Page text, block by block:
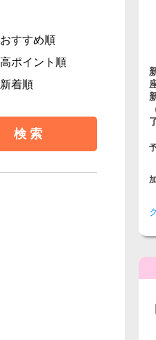
おすすめ順
高ポイント順
新着順